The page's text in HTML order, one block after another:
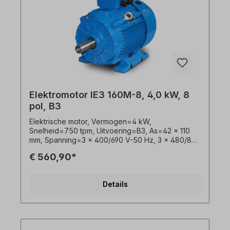
Elektromotor IE3 160M-8, 4,0 kW, 8
pol, B3
Elektrische motor, Vermogen=4 kW,
Snelheid=750 tpm, Uitvoering=B3, As=42 x 110
mm, Spanning=3 x 400/690 V-50 Hz, 3 x 480/830
Frequentie=50/60 Hertz, Efficiëntieklasse=IE3,
Temperatuursensor=3 x PTC-thermistor,
Positie klemmenkast=boven, Behuizing=grijs
€ 560,90*
Details